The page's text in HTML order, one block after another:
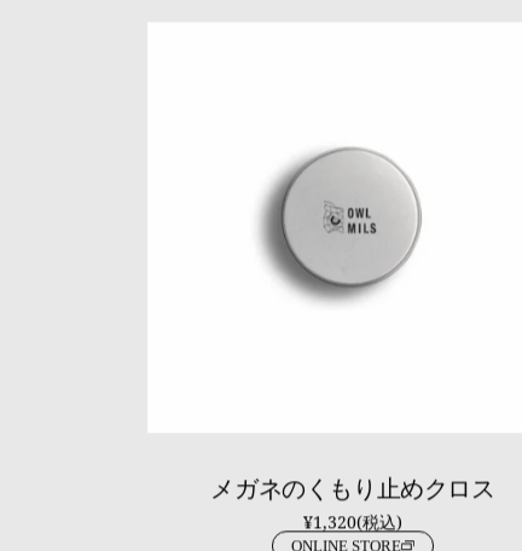
メガネのくもり止めクロス
¥1,320(税込)
ONLINE STORE